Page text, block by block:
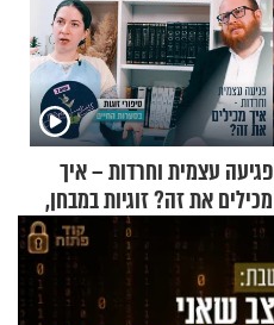
פגיעה עצמית וחרדות – איך
מכילים את זה? זוגיות במבחן,
הפעם עם יהודית ואלתר כהן